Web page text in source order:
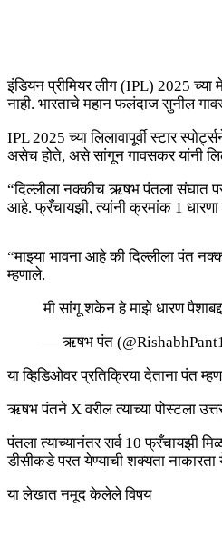
इंडियन प्रीमियर लीग (IPL) 2025 च्या
नाही. भारताचे महान फलंदाज सुनील
IPL 2025 च्या लिलावापूर्वी स्टार
असेच होते, असे सांगून गावसकर यांनी
“दिल्लीला नक्कीच ऋषभ पंतला संघात
आहे. फ्रँचायझी, त्यांनी क्रमांक 1
“माझ्या भावना आहे की दिल्लीला पंत
म्हणाले.
मी सांगू शकेन हे माझे धारण
— ऋषभ पंत
या व्हिडिओवर प्रतिक्रिया देताना पंत
ऋषभ पंतने X वरील त्याच्या पोस्टला
पंतला त्याच्यानंतर सर्व 10 फ्रँचायझी
डीसीकडे परत येण्याची शक्यता नाकारता
या लेखात नमूद केलेले विषय